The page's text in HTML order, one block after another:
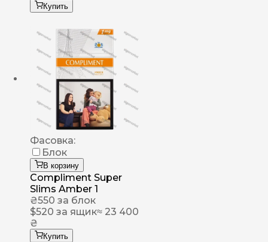
Купить
Фасовка:
Блок
В корзину
Compliment Super
Slims Amber 1
₴550 за блок
$520 за ящик≈ 23 400
₴
Купить